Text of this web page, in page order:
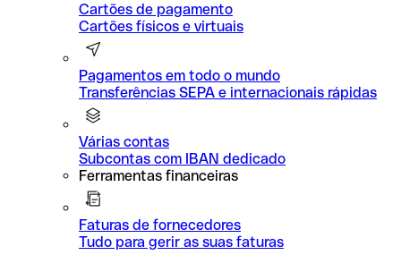
Cartões de pagamento
Cartões físicos e virtuais
Pagamentos em todo o mundo
Transferências SEPA e internacionais rápidas
Várias contas
Subcontas com IBAN dedicado
Ferramentas financeiras
Faturas de fornecedores
Tudo para gerir as suas faturas